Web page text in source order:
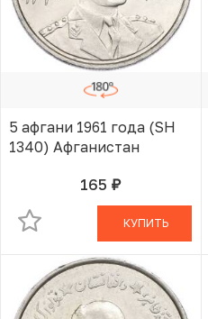
5 афгани 1961 года (SH
1340) Афганистан
165 руб.В КОРЗИНЕ
КУПИТЬ